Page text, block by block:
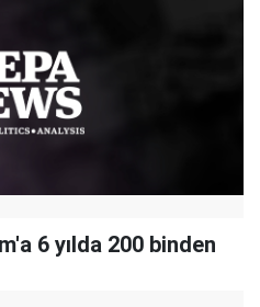
6 yılda 200 binden